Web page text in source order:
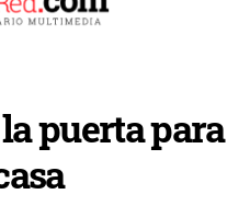
puerta para